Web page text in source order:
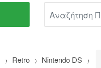
Retro Nintendo DS